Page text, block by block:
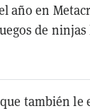
año en
de ninjas
también le